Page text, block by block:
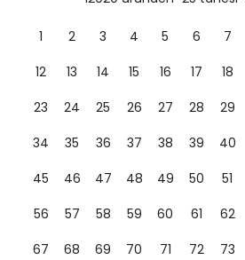
1 2 3 4 5 6 7
12
13 14 15 16 17 18
23
24 25 26 27 28 29
34
35 36 37 38 39 40
45
46 47 48 49 50 51
56
57 58 59 60 61 62
67
68 69 70 71 72 73